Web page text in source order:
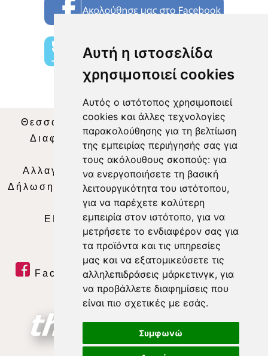
Αυτή η ιστοσελίδα
χρησιμοποιεί cookies
Αυτός ο ιστότοπος χρησιμοποιεί
cookies και άλλες τεχνολογίες
παρακολούθησης για τη βελτίωση
της εμπειρίας περιήγησής σας για
τους ακόλουθους σκοπούς: για
να ενεργοποιήσετε τη βασική
λειτουργικότητα του ιστότοπου,
για να παρέχετε καλύτερη
εμπειρία στον ιστότοπο, για να
μετρήσετε το ενδιαφέρον σας για
τα προϊόντα και τις υπηρεσίες
μας και να εξατομικεύσετε τις
αλληλεπιδράσεις μάρκετινγκ, για
να προβάλλετε διαφημίσεις που
είναι πιο σχετικές με εσάς.
Συμφωνώ
Θεσσαλία Τηλεόραση|SNG Services
Διαφήμιση | Όροι Χρήσης |Δήλωση
Απορρήτου |
Περιεχόμενο
Αλλαγή Προτιμήσεων για τα Cookies
Δήλωση συμμόρφωσης με τη σύσταση (ΕΕ)
2018/334|Ταυτότητα
ΕΝΗΜΕΡΩΣΗ |WEB TV| LIVE
Facebook| Twitter | Youtube
RSS Feed